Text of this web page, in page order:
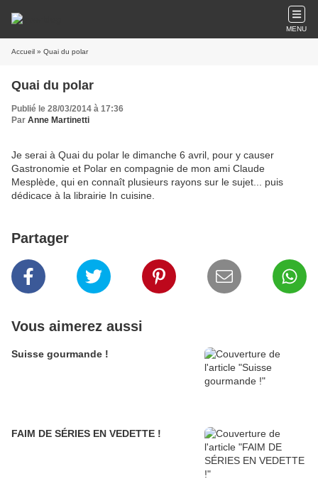
MENU
Accueil » Quai du polar
Quai du polar
Publié le 28/03/2014 à 17:36
Par Anne Martinetti
Je serai à Quai du polar le dimanche 6 avril, pour y causer
Gastronomie et Polar en compagnie de mon ami Claude
Mesplède, qui en connaît plusieurs rayons sur le sujet... puis
dédicace à la librairie In cuisine.
Partager
Vous aimerez aussi
Suisse gourmande !
FAIM DE SÉRIES EN VEDETTE !